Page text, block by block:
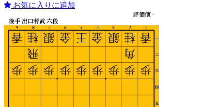
お気に入りに追加
1
2
3
4
5
6
7
8
9
一
二
三
四
五
後手 出口若武 六段
評価値 -
香
歩
桂
角
歩
銀
歩
金
歩
王
歩
金
歩
銀
歩
桂
飛
歩
香
歩